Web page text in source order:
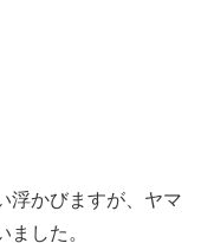
浮かびますが、ヤマ
した。